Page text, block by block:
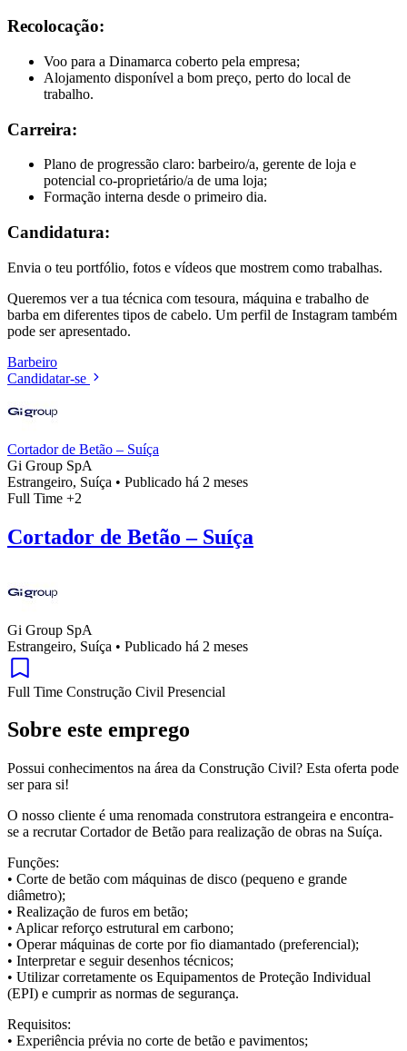
Recolocação:
Voo para a Dinamarca coberto pela empresa;
Alojamento disponível a bom preço, perto do local de
trabalho.
Carreira:
Plano de progressão claro: barbeiro/a, gerente de loja e
potencial co-proprietário/a de uma loja;
Formação interna desde o primeiro dia.
Candidatura:
Envia o teu portfólio, fotos e vídeos que mostrem como trabalhas.
Queremos ver a tua técnica com tesoura, máquina e trabalho de
barba em diferentes tipos de cabelo. Um perfil de Instagram também
pode ser apresentado.
Barbeiro
Candidatar-se
Cortador de Betão – Suíça
Gi Group SpA
Estrangeiro, Suíça • Publicado há 2 meses
Full Time +2
Cortador de Betão – Suíça
Gi Group SpA
Estrangeiro, Suíça • Publicado há 2 meses
Full Time Construção Civil Presencial
Sobre este emprego
Possui conhecimentos na área da Construção Civil? Esta oferta pode
ser para si!
O nosso cliente é uma renomada construtora estrangeira e encontra-
se a recrutar Cortador de Betão para realização de obras na Suíça.
Funções:
• Corte de betão com máquinas de disco (pequeno e grande
diâmetro);
• Realização de furos em betão;
• Aplicar reforço estrutural em carbono;
• Operar máquinas de corte por fio diamantado (preferencial);
• Interpretar e seguir desenhos técnicos;
• Utilizar corretamente os Equipamentos de Proteção Individual
(EPI) e cumprir as normas de segurança.
Requisitos:
• Experiência prévia no corte de betão e pavimentos;